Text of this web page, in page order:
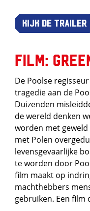
Kijk de trailer
Film:
De Poolse
tragedie aan de
Duizenden
de wereld denken
worden met
met Polen
levensgevaarlijke
te worden door
film maakt op
machthebbers
gebruiken. Een film